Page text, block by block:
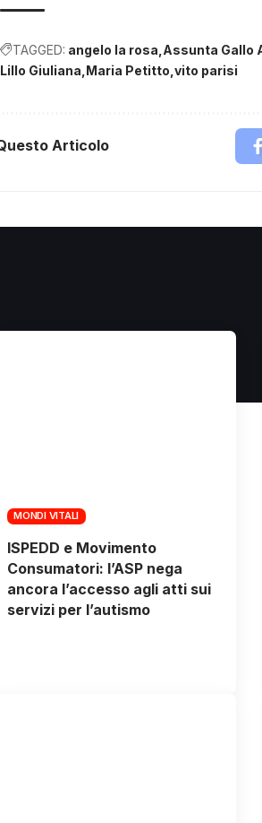
TAGGED: angelo la rosa Assunta Gallo
Lillo Giuliana Maria Petitto vito parisi
Articolo
MONDI VITALI
ISPEDD e Movimento
Consumatori: l’ASP nega
ancora l’accesso agli atti sui
servizi per l’autismo